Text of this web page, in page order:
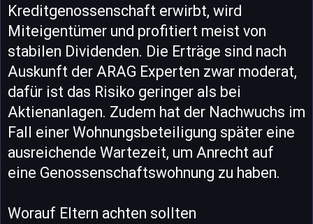
Kreditgenossenschaft erwirbt, wird
Miteigentümer und profitiert meist von
stabilen Dividenden. Die Erträge sind nach
Auskunft der ARAG Experten zwar moderat,
dafür ist das Risiko geringer als bei
Aktienanlagen. Zudem hat der Nachwuchs im
Fall einer Wohnungsbeteiligung später eine
ausreichende Wartezeit, um Anrecht auf
eine Genossenschaftswohnung zu haben.
Worauf Eltern achten sollten